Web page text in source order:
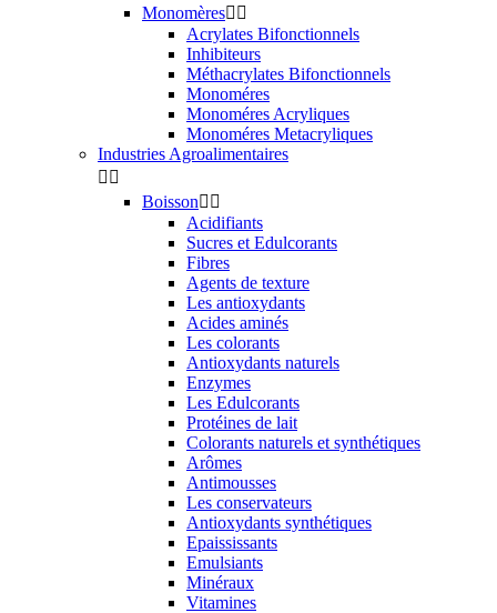
Monomères 
Acrylates Bifonctionnels
Inhibiteurs
Méthacrylates Bifonctionnels
Monoméres
Monoméres Acryliques
Monoméres Metacryliques
Industries Agroalimentaires
 
Boisson 
Acidifiants
Sucres et Edulcorants
Fibres
Agents de texture
Les antioxydants
Acides aminés
Les colorants
Antioxydants naturels
Enzymes
Les Edulcorants
Protéines de lait
Colorants naturels et synthétiques
Arômes
Antimousses
Les conservateurs
Antioxydants synthétiques
Epaississants
Emulsiants
Minéraux
Vitamines